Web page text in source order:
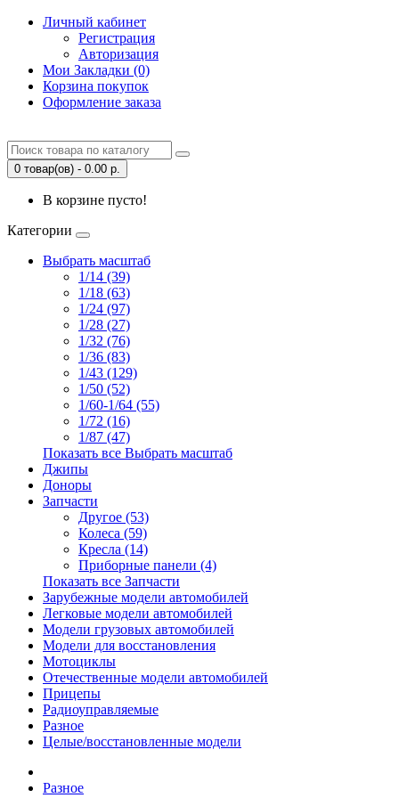
Личный кабинет
Регистрация
Авторизация
Мои Закладки (0)
Корзина покупок
Оформление заказа
0 товар(ов) - 0.00 р.
В корзине пусто!
Категории
Выбрать масштаб
1/14 (39)
1/18 (63)
1/24 (97)
1/28 (27)
1/32 (76)
1/36 (83)
1/43 (129)
1/50 (52)
1/60-1/64 (55)
1/72 (16)
1/87 (47)
Показать все Выбрать масштаб
Джипы
Доноры
Запчасти
Другое (53)
Колеса (59)
Кресла (14)
Приборные панели (4)
Показать все Запчасти
Зарубежные модели автомобилей
Легковые модели автомобилей
Модели грузовых автомобилей
Модели для восстановления
Мотоциклы
Отечественные модели автомобилей
Прицепы
Радиоуправляемые
Разное
Целые/восстановленные модели
Разное